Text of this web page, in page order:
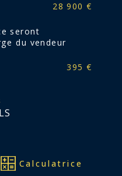
28 900 €
seront
du vendeur
395 €
Calculatrice